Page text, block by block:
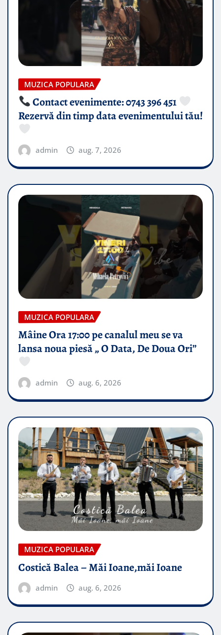
MUZICA POPULARA
Contact evenimente: 0743 396 451
Rezervă din timp data evenimentului tău!
admin aug. 7, 2026
MUZICA POPULARA
Mâine Ora 17:00 pe canalul meu se va
lansa noua piesă „ O Data, De Doua Ori”
admin aug. 6, 2026
MUZICA POPULARA
Costică Balea – Măi Ioane,măi Ioane
admin aug. 6, 2026